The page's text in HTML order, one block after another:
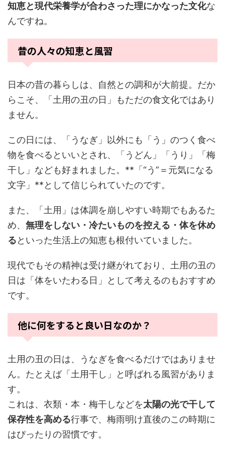
知恵と現代栄養学が合わさった理にかなった文化な
んですね。
昔の人々の知恵と風習
日本の昔の暮らしは、自然との調和が大前提。だか
らこそ、「土用の丑の日」もただの食文化ではあり
ません。
この日には、「うなぎ」以外にも「う」のつく食べ
物を食べるといいとされ、「うどん」「うり」「梅
干し」なども好まれました。**「“う”＝元気になる
文字」**として信じられていたのです。
また、「土用」は体調を崩しやすい時期でもあるた
め、 無理をしない・冷たいものを控える・体を休め
るといった生活上の知恵も根付いていました。
現代でもその精神は受け継がれており、土用の丑の
日は「体をいたわる日」として考えるのもおすすめ
です。
他に何をすると良い日なのか？
土用の丑の日は、うなぎを食べるだけではありませ
ん。たとえば「土用干し」と呼ばれる風習がありま
す。
これは、衣類・本・梅干しなどを太陽の光で干して
保存性を高める行事で、梅雨明け直後のこの時期に
はぴったりの習慣です。